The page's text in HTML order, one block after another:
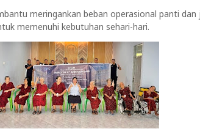
meringankan beban operasional panti
memenuhi kebutuhan sehari-hari.